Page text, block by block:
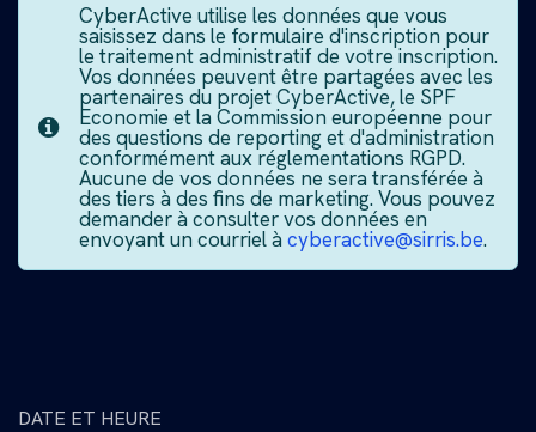
CyberActive utilise les données que vous
saisissez dans le formulaire d'inscription pour
le traitement administratif de votre inscription.
Vos données peuvent être partagées avec les
partenaires du projet CyberActive, le SPF
Economie et la Commission européenne pour
des questions de reporting et d'administration
conformément aux réglementations RGPD.
Aucune de vos données ne sera transférée à
des tiers à des fins de marketing. Vous pouvez
demander à consulter vos données en
envoyant un courriel à cyberactive@sirris.be.
DATE ET HEURE